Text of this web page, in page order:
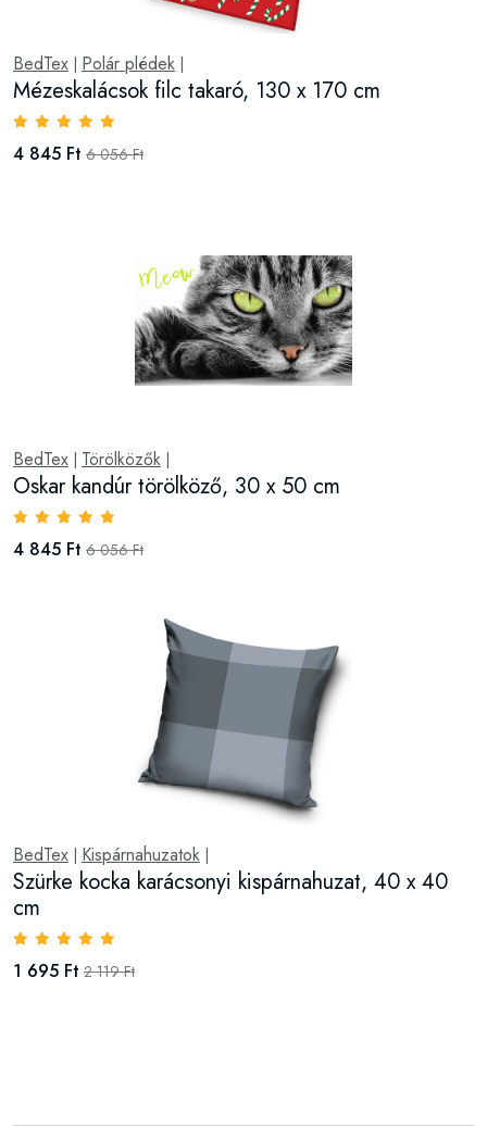
BedTex Polár plédek
Mézeskalácsok filc takaró, 130 x 170 cm
4 845 Ft 6 056 Ft
BedTex Törölközők
Oskar kandúr törölköző, 30 x 50 cm
4 845 Ft 6 056 Ft
BedTex Kispárnahuzatok
Szürke kocka karácsonyi kispárnahuzat, 40 x 40
cm
1 695 Ft 2 119 Ft